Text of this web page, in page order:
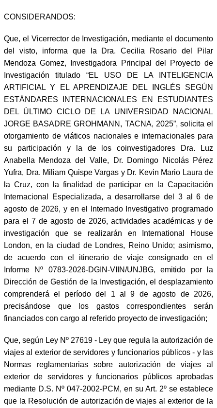
CONSIDERANDOS:
Que, el Vicerrector de Investigación, mediante el documento
del visto, informa que la Dra. Cecilia Rosario del Pilar
Mendoza Gomez, Investigadora Principal del Proyecto de
Investigación titulado “EL USO DE LA INTELIGENCIA
ARTIFICIAL Y EL APRENDIZAJE DEL INGLÉS SEGÚN
ESTÁNDARES INTERNACIONALES EN ESTUDIANTES
DEL ÚLTIMO CICLO DE LA UNIVERSIDAD NACIONAL
JORGE BASADRE GROHMANN, TACNA, 2025”, solicita el
otorgamiento de viáticos nacionales e internacionales para
su participación y la de los coinvestigadores Dra. Luz
Anabella Mendoza del Valle, Dr. Domingo Nicolás Pérez
Yufra, Dra. Miliam Quispe Vargas y Dr. Kevin Mario Laura de
la Cruz, con la finalidad de participar en la Capacitación
Internacional Especializada, a desarrollarse del 3 al 6 de
agosto de 2026, y en el Internado Investigativo programado
para el 7 de agosto de 2026, actividades académicas y de
investigación que se realizarán en International House
London, en la ciudad de Londres, Reino Unido; asimismo,
de acuerdo con el itinerario de viaje consignado en el
Informe Nº 0783-2026-DGIN-VIIN/UNJBG, emitido por la
Dirección de Gestión de la Investigación, el desplazamiento
comprenderá el período del 1 al 9 de agosto de 2026,
precisándose que los gastos correspondientes serán
financiados con cargo al referido proyecto de investigación;
Que, según Ley Nº 27619 - Ley que regula la autorización de
viajes al exterior de servidores y funcionarios públicos - y las
Normas reglamentarias sobre autorización de viajes al
exterior de servidores y funcionarios públicos aprobadas
mediante D.S. Nº 047-2002-PCM, en su Art. 2º se establece
que la Resolución de autorización de viajes al exterior de la